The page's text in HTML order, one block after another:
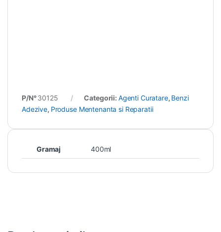
P/N°30125 Categorii: Agenti Curatare, Benzi
Adezive, Produse Mentenanta si Reparatii
Gramaj 400ml